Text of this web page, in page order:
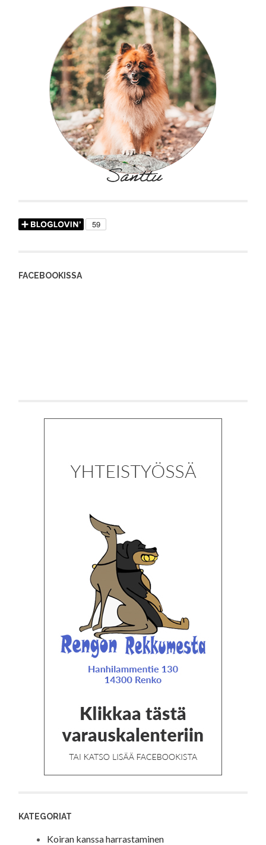
FACEBOOKISSA
KATEGORIAT
Koiran kanssa harrastaminen